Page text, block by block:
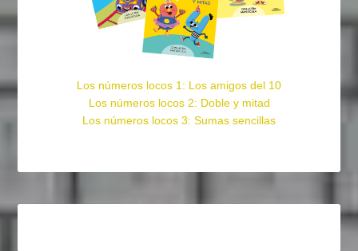
Los números locos 1: Los amigos del 10
Los números locos 2: Doble y mitad
Los números locos 3: Sumas sencillas